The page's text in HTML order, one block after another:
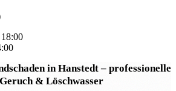
in Hanstedt– professionelle
& Löschwasser